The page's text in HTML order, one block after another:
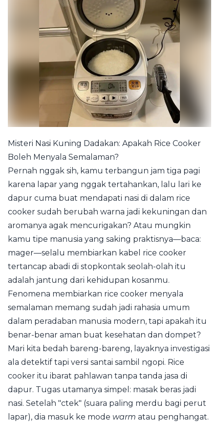
Misteri Nasi Kuning Dadakan: Apakah Rice Cooker
Boleh Menyala Semalaman?
Pernah nggak sih, kamu terbangun jam tiga pagi
karena lapar yang nggak tertahankan, lalu lari ke
dapur cuma buat mendapati nasi di dalam rice
cooker sudah berubah warna jadi kekuningan dan
aromanya agak mencurigakan? Atau mungkin
kamu tipe manusia yang saking praktisnya—baca:
mager—selalu membiarkan kabel rice cooker
tertancap abadi di stopkontak seolah-olah itu
adalah jantung dari kehidupan kosanmu.
Fenomena membiarkan rice cooker menyala
semalaman memang sudah jadi rahasia umum
dalam peradaban manusia modern, tapi apakah itu
benar-benar aman buat kesehatan dan dompet?
Mari kita bedah bareng-bareng, layaknya investigasi
ala detektif tapi versi santai sambil ngopi. Rice
cooker itu ibarat pahlawan tanpa tanda jasa di
dapur. Tugas utamanya simpel: masak beras jadi
nasi. Setelah "ctek" (suara paling merdu bagi perut
lapar), dia masuk ke mode warm atau penghangat.